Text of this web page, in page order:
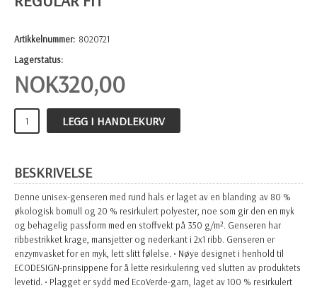
Artikkelnummer: 8020721
Lagerstatus:
NOK320,00
LEGG I HANDLEKURV
BESKRIVELSE
Denne unisex-genseren med rund hals er laget av en blanding av 80 %
økologisk bomull og 20 % resirkulert polyester, noe som gir den en myk
og behagelig passform med en stoffvekt på 350 g/m². Genseren har
ribbestrikket krage, mansjetter og nederkant i 2x1 ribb. Genseren er
enzymvasket for en myk, lett slitt følelse. • Nøye designet i henhold til
ECODESIGN-prinsippene for å lette resirkulering ved slutten av produktets
levetid. • Plagget er sydd med EcoVerde-garn, laget av 100 % resirkulert